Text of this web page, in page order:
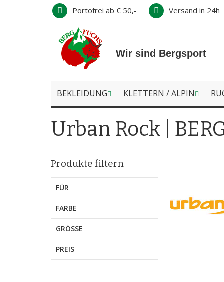
Direkt
Inhalt
Portofrei ab € 50,- Versand in 24h
Wir sind Bergsport
BEKLEIDUNG KLETTERN / ALPIN
Urban Rock |
Produkte filtern
FÜR
FARBE
GRÖSSE
PREIS